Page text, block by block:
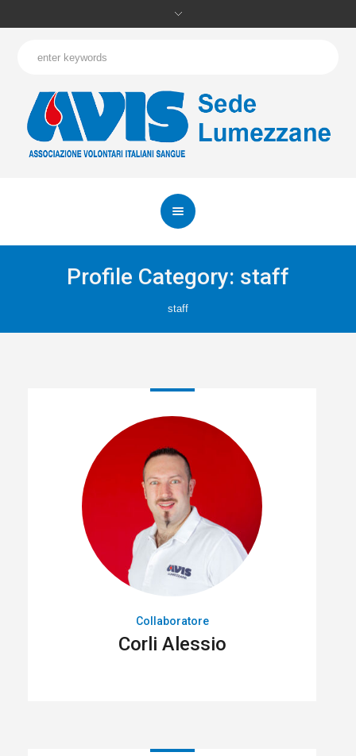
Profile Category: staff
staff
Collaboratore
Corli Alessio